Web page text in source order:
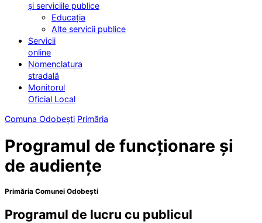
și serviciile publice
Educația
Alte servicii publice
Servicii
online
Nomenclatura
stradală
Monitorul
Oficial Local
Comuna Odobești Primăria
Programul de funcționare și
de audiențe
Primăria Comunei Odobești
Programul de lucru cu publicul